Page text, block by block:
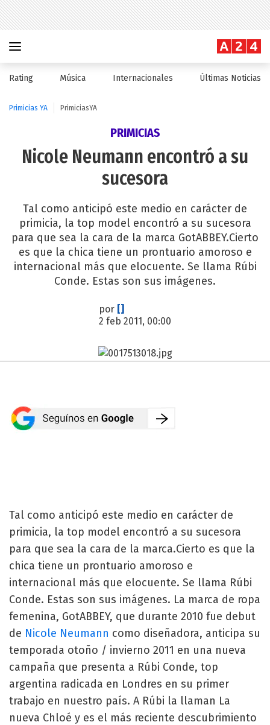
Rating Música Internacionales Últimas Noticias
Primicias YA PrimiciasYA
PRIMICIAS
Nicole Neumann encontró a su
sucesora
Tal como anticipó este medio en carácter de
primicia, la top model encontró a su sucesora
para que sea la cara de la marca GotABBEY.Cierto
es que la chica tiene un prontuario amoroso e
internacional más que elocuente. Se llama Rúbi
Conde. Estas son sus imágenes.
por []
2 feb 2011, 00:00
Tal como anticipó este medio en carácter de
primicia, la top model encontró a su sucesora
para que sea la cara de la marca.Cierto es que la
chica tiene un prontuario amoroso e
internacional más que elocuente. Se llama Rúbi
Conde. Estas son sus imágenes. La marca de ropa
femenina, GotABBEY, que durante 2010 fue debut
de Nicole Neumann como diseñadora, anticipa su
temporada otoño / invierno 2011 en una nueva
campaña que presenta a Rúbi Conde, top
argentina radicada en Londres en su primer
trabajo en nuestro país. A Rúbi la llaman La
nueva Chloé y es el más reciente descubrimiento